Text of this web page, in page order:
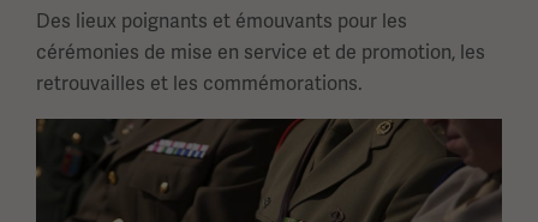
Des lieux poignants et émouvants pour les
cérémonies de mise en service et de promotion, les
retrouvailles et les commémorations.
Image(s)